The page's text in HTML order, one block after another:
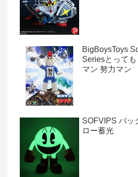
BigBoysToys
Seriesとって
マン 努力マン
SOFVIPS パッ
ロー蓄光